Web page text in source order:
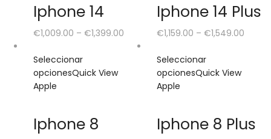
Iphone 14
€1,009.00 – €1,399.00
Iphone 14 Plus
€1,159.00 – €1,549.00
Seleccionar
opcionesQuick View
Apple
Iphone 8
Seleccionar
opcionesQuick View
Apple
Iphone 8 Plus